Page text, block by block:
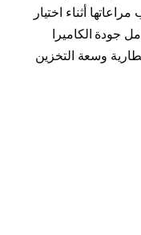
أثناء اختيار
جودة الكاميرا
وسعة التخزين